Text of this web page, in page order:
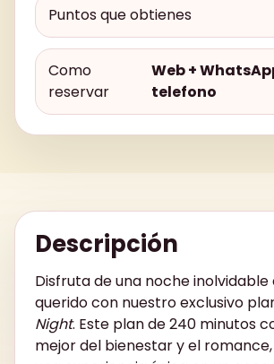
Puntos que obtienes
Como
reservar
Web +
telefono
Descripción
Disfruta de una noche
querido con nuestro exclusivo
Night. Este plan de 240 minutos
mejor del bienestar y el